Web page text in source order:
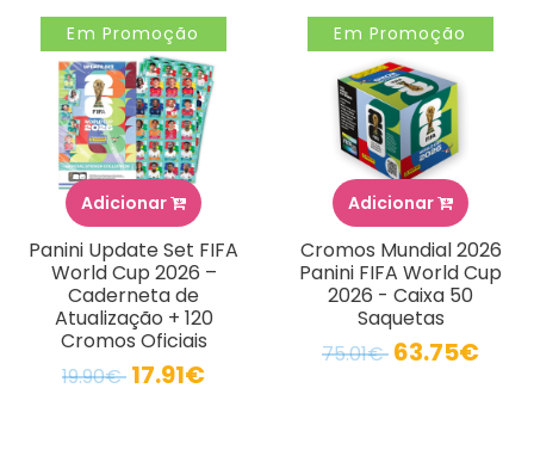
Em Promoção
Adicionar
Panini Update Set FIFA
World Cup 2026 –
Caderneta de
Atualização + 120
Cromos Oficiais
19.90€ 17.91€
Em Promoção
Adicionar
Cromos Mundial 2026
Panini FIFA World Cup
2026 - Caixa 50
Saquetas
75.01€ 63.75€